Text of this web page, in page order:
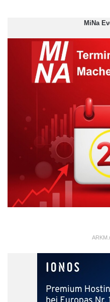
Cyberkriminalität als neue
eine kostspielige
virtuelle Angriffe könnten auf
sich auf einem bestimmten
wie Adam Palmer, Norton
„Cybercrime wird nach wie
den letzten 12 Monaten sind
von Internet-Betrug geworden
und eine Abschwächung
sind die Schäden keineswegs
Rufschädigung oder
MiNa